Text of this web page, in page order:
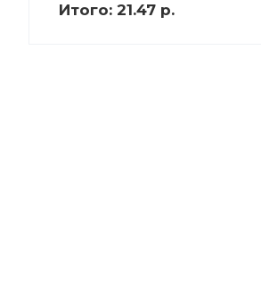
Итого: 21.47 р.